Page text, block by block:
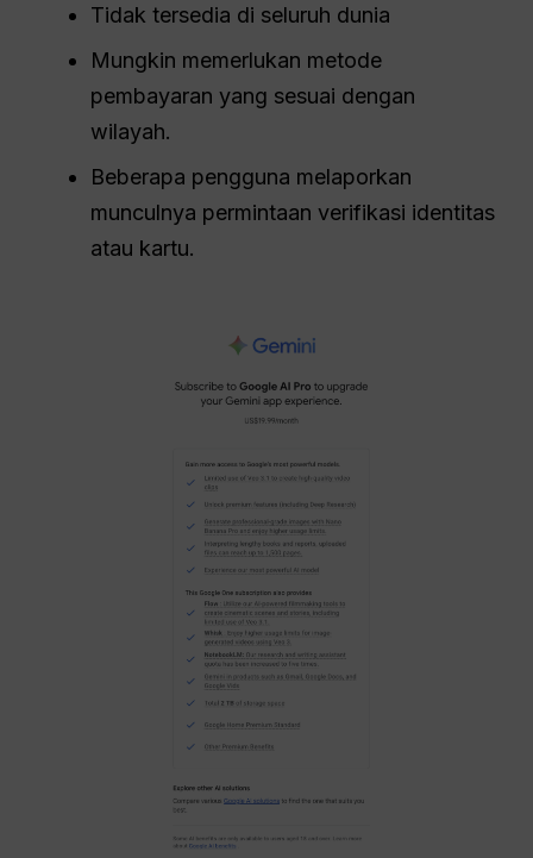
Tidak tersedia di seluruh dunia
Mungkin memerlukan metode
pembayaran yang sesuai dengan
wilayah.
Beberapa pengguna melaporkan
munculnya permintaan verifikasi identitas
atau kartu.